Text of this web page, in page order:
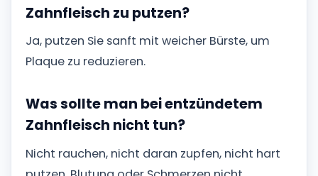
Zahnfleisch zu putzen?
Ja, putzen Sie sanft mit weicher Bürste, um
Plaque zu reduzieren.
Was sollte man bei entzündetem
Zahnfleisch nicht tun?
Nicht rauchen, nicht daran zupfen, nicht hart